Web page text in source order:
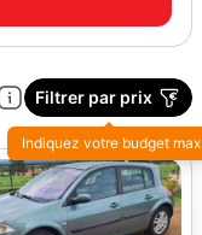
Filtrer par prix
Indiquez votre budget max